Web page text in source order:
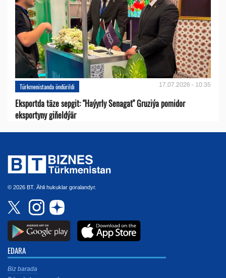
Türkmenistanda öndürildi 17.07.2026 - 10:35
Eksportda täze sepgit: "Haýyrly Senagat" Gruziýa pomidor
eksportyny giňeldýär
© 2026 BT. Ähli hukuklar goralandyr.
EDARA
Biz barada